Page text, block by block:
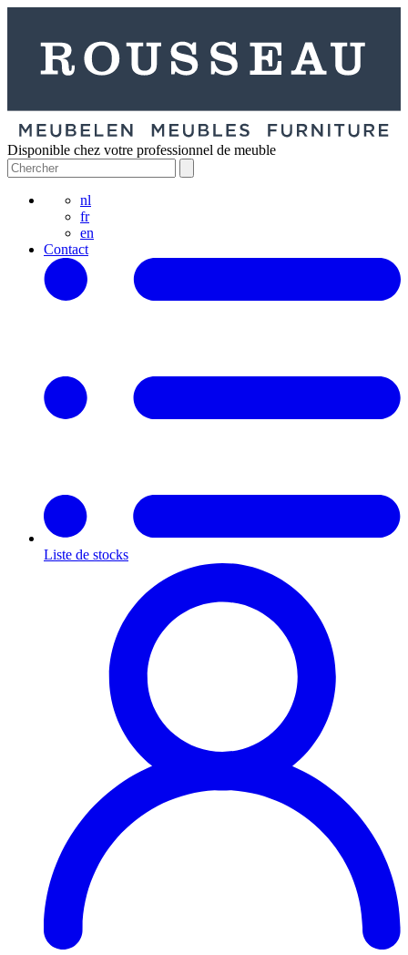
Disponible chez votre professionnel de meuble
nl
fr
en
Contact
Liste de stocks